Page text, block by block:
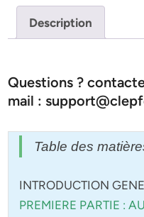
Description
Questions ?
mail :
Table des
INTRODUCTION
PREMIERE PARTIE :